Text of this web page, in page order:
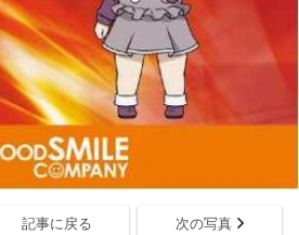
記事に戻る 次の写真